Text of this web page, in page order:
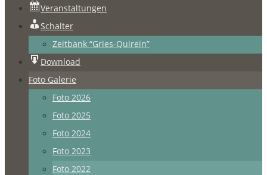
springenVeranstaltungen
Schalter
Zeitbank “Gries-Quirein”
Download
Foto Galerie
Foto 2026
Foto 2025
Foto 2024
Foto 2023
Foto 2022